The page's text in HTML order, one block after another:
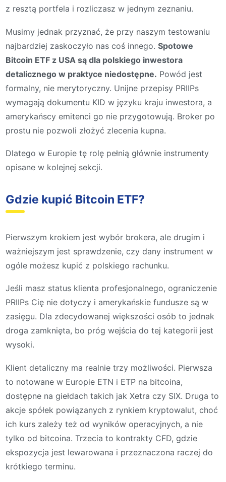
z resztą portfela i rozliczasz w jednym zeznaniu.
Musimy jednak przyznać, że przy naszym testowaniu
najbardziej zaskoczyło nas coś innego. Spotowe
Bitcoin ETF z USA są dla polskiego inwestora
detalicznego w praktyce niedostępne. Powód jest
formalny, nie merytoryczny. Unijne przepisy PRIIPs
wymagają dokumentu KID w języku kraju inwestora, a
amerykańscy emitenci go nie przygotowują. Broker po
prostu nie pozwoli złożyć zlecenia kupna.
Dlatego w Europie tę rolę pełnią głównie instrumenty
opisane w kolejnej sekcji.
Gdzie kupić Bitcoin ETF?
Pierwszym krokiem jest wybór brokera, ale drugim i
ważniejszym jest sprawdzenie, czy dany instrument w
ogóle możesz kupić z polskiego rachunku.
Jeśli masz status klienta profesjonalnego, ograniczenie
PRIIPs Cię nie dotyczy i amerykańskie fundusze są w
zasięgu. Dla zdecydowanej większości osób to jednak
droga zamknięta, bo próg wejścia do tej kategorii jest
wysoki.
Klient detaliczny ma realnie trzy możliwości. Pierwsza
to notowane w Europie ETN i ETP na bitcoina,
dostępne na giełdach takich jak Xetra czy SIX. Druga to
akcje spółek powiązanych z rynkiem kryptowalut, choć
ich kurs zależy też od wyników operacyjnych, a nie
tylko od bitcoina. Trzecia to kontrakty CFD, gdzie
ekspozycja jest lewarowana i przeznaczona raczej do
krótkiego terminu.